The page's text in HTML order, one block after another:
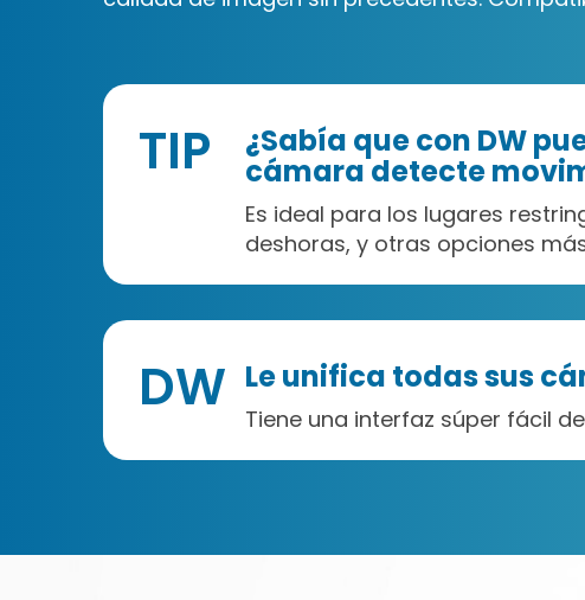
TIP ¿Sabía que con DW
cámara detecte
Es ideal para los lugares
deshoras, y otras opciones
DW Le unifica todas sus
Tiene una interfaz súper fácil